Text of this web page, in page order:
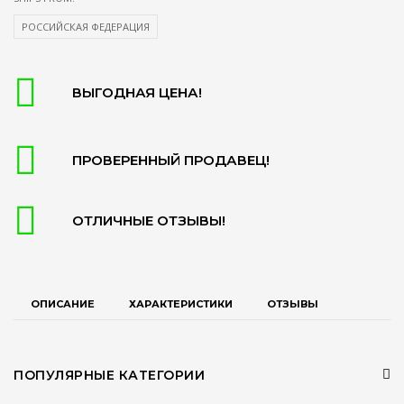
РОССИЙСКАЯ ФЕДЕРАЦИЯ
ВЫГОДНАЯ ЦЕНА!
ПРОВЕРЕННЫЙ ПРОДАВЕЦ!
ОТЛИЧНЫЕ ОТЗЫВЫ!
ОПИСАНИЕ ХАРАКТЕРИСТИКИ ОТЗЫВЫ
ПОПУЛЯРНЫЕ КАТЕГОРИИ